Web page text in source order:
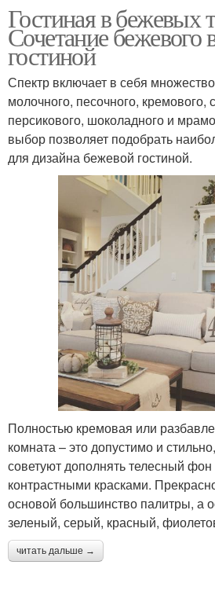
Гостиная в бежевых
Сочетание бежевого
гостиной
Спектр включает в себя
молочного, песочного, кремового,
персикового, шоколадного и
выбор позволяет подобрать
для дизайна бежевой гостиной.
Полностью кремовая или
комната – это допустимо и
советуют дополнять телесный
контрастными красками.
основой большинство палитры, а
зеленый, серый, красный,
читать дальше →